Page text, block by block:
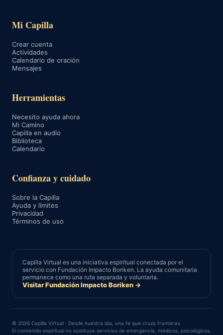
Mi Capilla
Crear cuenta
Actividades
Calendario de oración
Mensajes
Herramientas
Necesito ayuda ahora
Mi Camino
Capilla en audio
Biblioteca
Calendario
Confianza y cuidado
Sobre la Capilla
Ayuda y límites
Privacidad
Términos de uso
Capilla Virtual es una iniciativa espiritual conectada por el
servicio con Fundación Impacto Boriken. La ayuda comunitaria
permanece como una ruta separada y voluntaria.
Visitar Fundación Impacto Boriken →
© 2026 Capilla Virtual · Desde nuestra isla, una fe que cruza fronteras.
El contenido espiritual no sustituye servicios de emergencia, médicos, psicológicos,